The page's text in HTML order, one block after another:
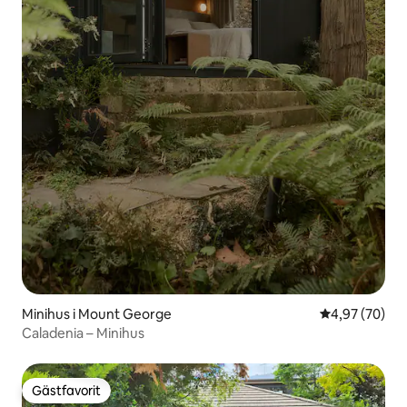
Minihus i Mount George 4,97 av 5 i
4,97 (70)
Caladenia – Minihus
Gästfavorit
Gästfavorit